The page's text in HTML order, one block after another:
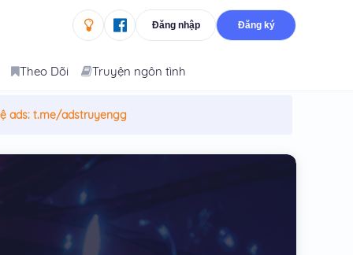
Đăng nhập Đăng ký
Theo Dõi Truyện ngôn tình
ads: t.me/adstruyengg